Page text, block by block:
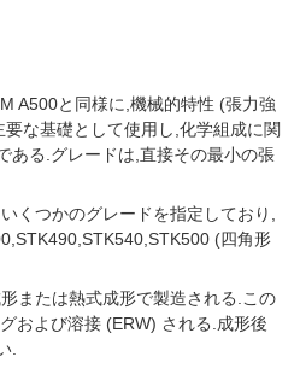
A500と同様に,機械的特性 (張力強
な基礎として使用し,化学組成に関
ある.グレードは,直接その最小の張
くつかのグレードを指定しており,
(四角形
または熱式成形で製造される.この
および溶接 (ERW) される.成形後
.